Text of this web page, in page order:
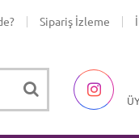
Sipariş İzleme